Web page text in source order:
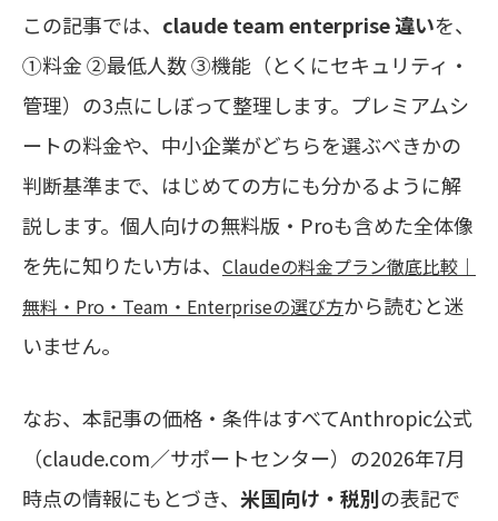
この記事では、 claude team enterprise 違いを、
①料金 ②最低人数 ③機能（とくにセキュリティ・
管理）の3点にしぼって整理します。プレミアムシ
ートの料金や、中小企業がどちらを選ぶべきかの
判断基準まで、はじめての方にも分かるように解
説します。個人向けの無料版・Proも含めた全体像
を先に知りたい方は、 Claudeの料金プラン徹底比較｜
無料・Pro・Team・Enterpriseの選び方から読むと迷
いません。
なお、本記事の価格・条件はすべてAnthropic公式
（claude.com／サポートセンター）の2026年7月
時点の情報にもとづき、 米国向け・税別の表記で